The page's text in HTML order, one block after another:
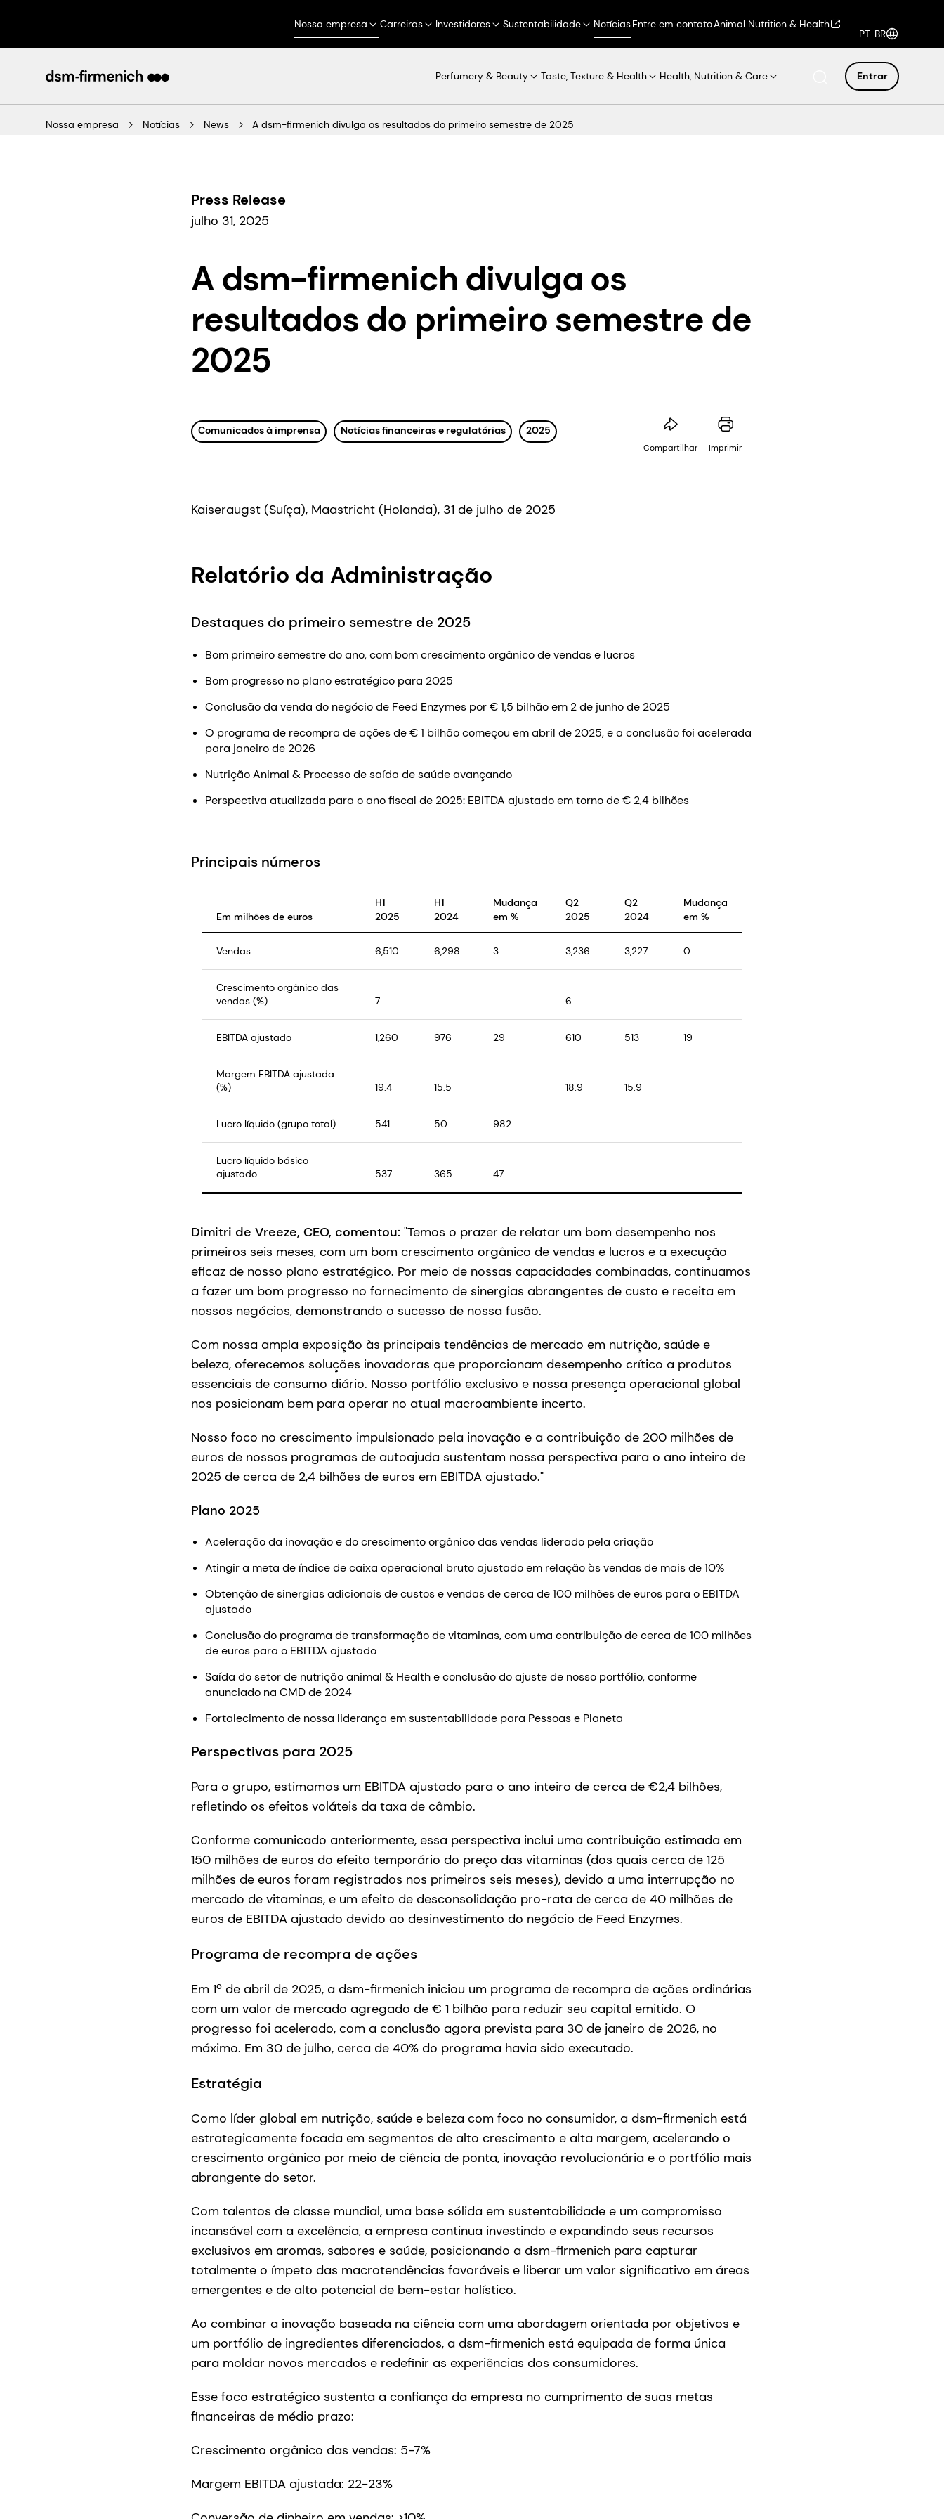
Nossa empresa Carreiras Investidores Sustentabilidade NotíciasEntre em contatoAnimal Nutrition & Health
PT-BR
Perfumery & Beauty Taste, Texture & Health Health, Nutrition & Care Entrar
Nossa empresa Notícias News A dsm-firmenich divulga os resultados do primeiro semestre de 2025
Press Release
julho 31, 2025
A dsm-firmenich divulga os
resultados do primeiro semestre de
2025
Comunicados à imprensa Notícias financeiras e regulatórias 2025
Compartilhar Imprimir
Kaiseraugst (Suíça), Maastricht (Holanda), 31 de julho de 2025
Relatório da Administração
Destaques do primeiro semestre de 2025
Bom primeiro semestre do ano, com bom crescimento orgânico de vendas e lucros
Bom progresso no plano estratégico para 2025
Conclusão da venda do negócio de Feed Enzymes por € 1,5 bilhão em 2 de junho de 2025
O programa de recompra de ações de € 1 bilhão começou em abril de 2025, e a conclusão foi acelerada
para janeiro de 2026
Nutrição Animal & Processo de saída de saúde avançando
Perspectiva atualizada para o ano fiscal de 2025: EBITDA ajustado em torno de € 2,4 bilhões
Principais números
Em milhões de euros
H1
2025
H1
2024
Mudança
em %
Q2
2025
Q2
2024
Mudança
em %
Vendas 6,510 6,298 3 3,236 3,227 0
Crescimento orgânico das
vendas (%)
7 6
EBITDA ajustado 1,260 976 29 610 513 19
Margem EBITDA ajustada
(%)
19.4 15.5 18.9 15.9
Lucro líquido (grupo total) 541 50 982
Lucro líquido básico
ajustado
537 365 47
Dimitri de Vreeze, CEO, comentou: "Temos o prazer de relatar um bom desempenho nos
primeiros seis meses, com um bom crescimento orgânico de vendas e lucros e a execução
eficaz de nosso plano estratégico. Por meio de nossas capacidades combinadas, continuamos
a fazer um bom progresso no fornecimento de sinergias abrangentes de custo e receita em
nossos negócios, demonstrando o sucesso de nossa fusão.
Com nossa ampla exposição às principais tendências de mercado em nutrição, saúde e
beleza, oferecemos soluções inovadoras que proporcionam desempenho crítico a produtos
essenciais de consumo diário. Nosso portfólio exclusivo e nossa presença operacional global
nos posicionam bem para operar no atual macroambiente incerto.
Nosso foco no crescimento impulsionado pela inovação e a contribuição de 200 milhões de
euros de nossos programas de autoajuda sustentam nossa perspectiva para o ano inteiro de
2025 de cerca de 2,4 bilhões de euros em EBITDA ajustado."
Plano 2025
Aceleração da inovação e do crescimento orgânico das vendas liderado pela criação
Atingir a meta de índice de caixa operacional bruto ajustado em relação às vendas de mais de 10%
Obtenção de sinergias adicionais de custos e vendas de cerca de 100 milhões de euros para o EBITDA
ajustado
Conclusão do programa de transformação de vitaminas, com uma contribuição de cerca de 100 milhões
de euros para o EBITDA ajustado
Saída do setor de nutrição animal & Health e conclusão do ajuste de nosso portfólio, conforme
anunciado na CMD de 2024
Fortalecimento de nossa liderança em sustentabilidade para Pessoas e Planeta
Perspectivas para 2025
Para o grupo, estimamos um EBITDA ajustado para o ano inteiro de cerca de €2,4 bilhões,
refletindo os efeitos voláteis da taxa de câmbio.
Conforme comunicado anteriormente, essa perspectiva inclui uma contribuição estimada em
150 milhões de euros do efeito temporário do preço das vitaminas (dos quais cerca de 125
milhões de euros foram registrados nos primeiros seis meses), devido a uma interrupção no
mercado de vitaminas, e um efeito de desconsolidação pro-rata de cerca de 40 milhões de
euros de EBITDA ajustado devido ao desinvestimento do negócio de Feed Enzymes.
Programa de recompra de ações
Em 1º de abril de 2025, a dsm-firmenich iniciou um programa de recompra de ações ordinárias
com um valor de mercado agregado de € 1 bilhão para reduzir seu capital emitido. O
progresso foi acelerado, com a conclusão agora prevista para 30 de janeiro de 2026, no
máximo. Em 30 de julho, cerca de 40% do programa havia sido executado.
Estratégia
Como líder global em nutrição, saúde e beleza com foco no consumidor, a dsm-firmenich está
estrategicamente focada em segmentos de alto crescimento e alta margem, acelerando o
crescimento orgânico por meio de ciência de ponta, inovação revolucionária e o portfólio mais
abrangente do setor.
Com talentos de classe mundial, uma base sólida em sustentabilidade e um compromisso
incansável com a excelência, a empresa continua investindo e expandindo seus recursos
exclusivos em aromas, sabores e saúde, posicionando a dsm-firmenich para capturar
totalmente o ímpeto das macrotendências favoráveis e liberar um valor significativo em áreas
emergentes e de alto potencial de bem-estar holístico.
Ao combinar a inovação baseada na ciência com uma abordagem orientada por objetivos e
um portfólio de ingredientes diferenciados, a dsm-firmenich está equipada de forma única
para moldar novos mercados e redefinir as experiências dos consumidores.
Esse foco estratégico sustenta a confiança da empresa no cumprimento de suas metas
financeiras de médio prazo:
Crescimento orgânico das vendas: 5-7%
Margem EBITDA ajustada: 22-23%